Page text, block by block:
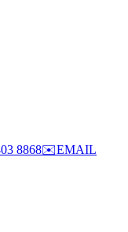
8868✉️EMAIL